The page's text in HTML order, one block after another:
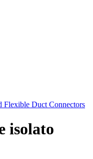
Flexible Duct Connectors
isolato